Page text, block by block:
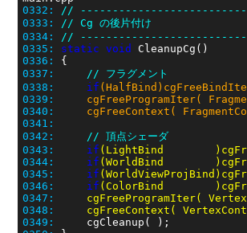
0332:
//
0333:
// Cg の後片付け
0334:
//
0335:
static void
0336:
{
0337:
// フラグメント
0338:
if
0339:
0340:
0341:
0342:
// 頂点シェーダ
0343:
if
0344:
if
0345:
if
0346:
if
0347:
0348:
cgFreeContext(
0349: